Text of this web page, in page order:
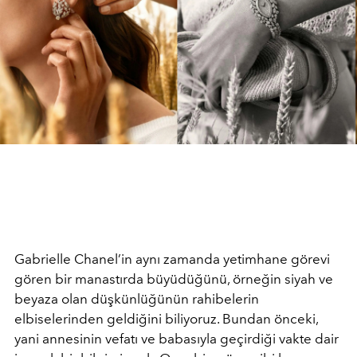
Gabrielle Chanel’in aynı zamanda yetimhane görevi
gören bir manastırda büyüdüğünü, örneğin siyah ve
beyaza olan düşkünlüğünün rahibelerin
elbiselerinden geldiğini biliyoruz. Bundan önceki,
yani annesinin vefatı ve babasıyla geçirdiği vakte dair